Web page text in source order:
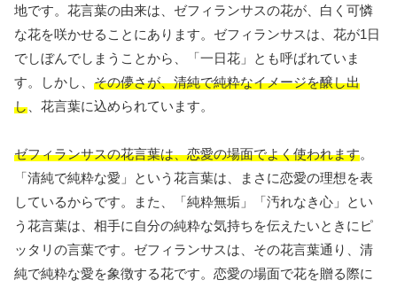
地です。花言葉の由来は、ゼフィランサスの花が、白く可憐
な花を咲かせることにあります。ゼフィランサスは、花が1日
でしぼんでしまうことから、「一日花」とも呼ばれていま
す。しかし、 その儚さが、清純で純粋なイメージを醸し出
し 、花言葉に込められています。
ゼフィランサスの花言葉は、恋愛の場面でよく使われます。
「清純で純粋な愛」という花言葉は、まさに恋愛の理想を表
しているからです。また、「純粋無垢」「汚れなき心」とい
う花言葉は、相手に自分の純粋な気持ちを伝えたいときにピ
ッタリの言葉です。ゼフィランサスは、その花言葉通り、清
純で純粋な愛を象徴する花です。恋愛の場面で花を贈る際に